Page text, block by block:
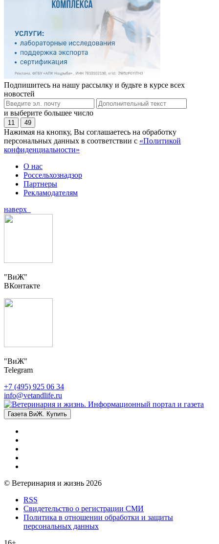
Подпишитесь на нашу рассылку и будьте в курсе всех
новостей
и выберите большее число
11 49
Нажимая на кнопку, Вы соглашаетесь на обработку
персональных данных в соответствии с «Политикой
конфиденциальности»
О нас
Россельхознадзор
Партнеры
Рекламодателям
наверх
"ВиЖ"
ВКонтакте
"ВиЖ"
Telegram
+7 (495) 925 06 34
info@vetandlife.ru
Газета ВиЖ. Купить
© Ветеринария и жизнь 2026
RSS
Свидетельство о регистрации СМИ
Политика в отношении обработки и защиты
персональных данных